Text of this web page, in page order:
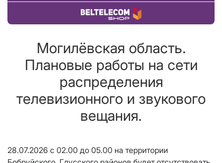
Купить товар
Могилёвская область.
Плановые работы на сети
распределения
телевизионного и звукового
вещания.
28.07.2026 с 02.00 до 05.00 на территории